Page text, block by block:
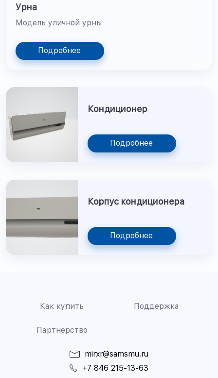
Урна
Модель уличной урны
Подробнее
Кондиционер
Подробнее
Корпус кондиционера
Подробнее
Как купить Поддержка
Партнерство
mirxr@samsmu.ru
+7 846 215-13-63